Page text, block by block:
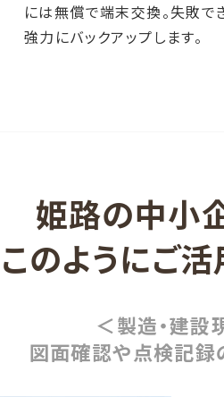
には無償で端末交換。失敗で
強力にバックアップします。
姫路の中小
このようにご
＜製造・建設
図面確認や点検記録